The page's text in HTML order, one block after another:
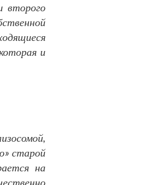
второго
и
старой
на